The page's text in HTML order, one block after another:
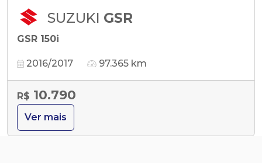
SUZUKI GSR
GSR 150i
2016/2017 97.365 km
R$ 10.790
Ver mais